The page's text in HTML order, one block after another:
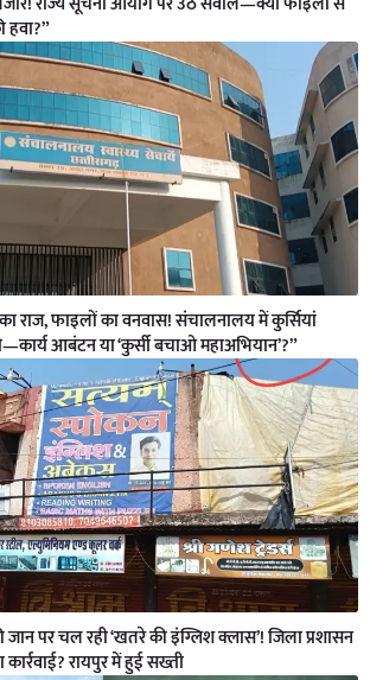
हवा?”
का राज, फाइलों का वनवास! संचालनालय में कुर्सियां
आबंटन या ‘कुर्सी बचाओ महाअभियान’?”
पर चल रही ‘खतरे की इंग्लिश क्लास’! जिला प्रशासन
रायपुर में हुई सख्ती